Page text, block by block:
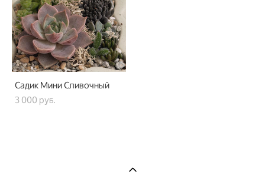
Садик Мини Сливочный
3 000 pуб.